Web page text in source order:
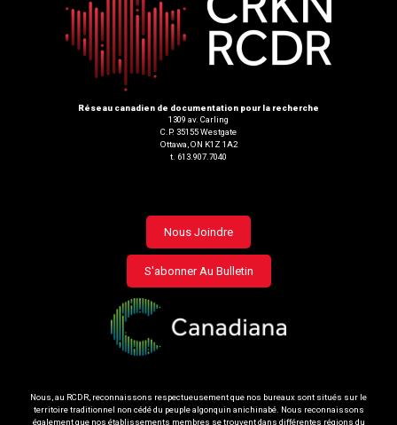
Réseau canadien de documentation pour la recherche
1309 av. Carling
C.P. 35155 Westgate
Ottawa, ON K1Z 1A2
t. 613.907.7040
Footer
menu
Nous Joindre
S'abonner Au Bulletin
Nous, au RCDR, reconnaissons respectueusement que nos bureaux sont situés sur le
territoire traditionnel non cédé du peuple algonquin anichinabé. Nous reconnaissons
également que nos établissements membres se trouvent dans différentes régions du